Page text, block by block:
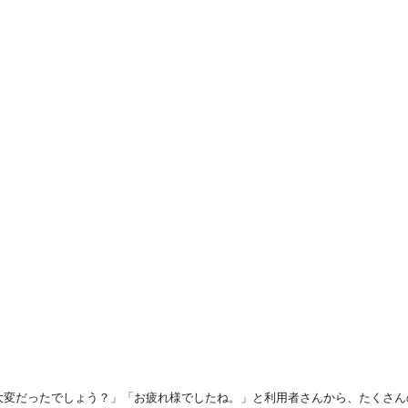
だったでしょう？」「お疲れ様でしたね。」と利用者さんから、たくさ